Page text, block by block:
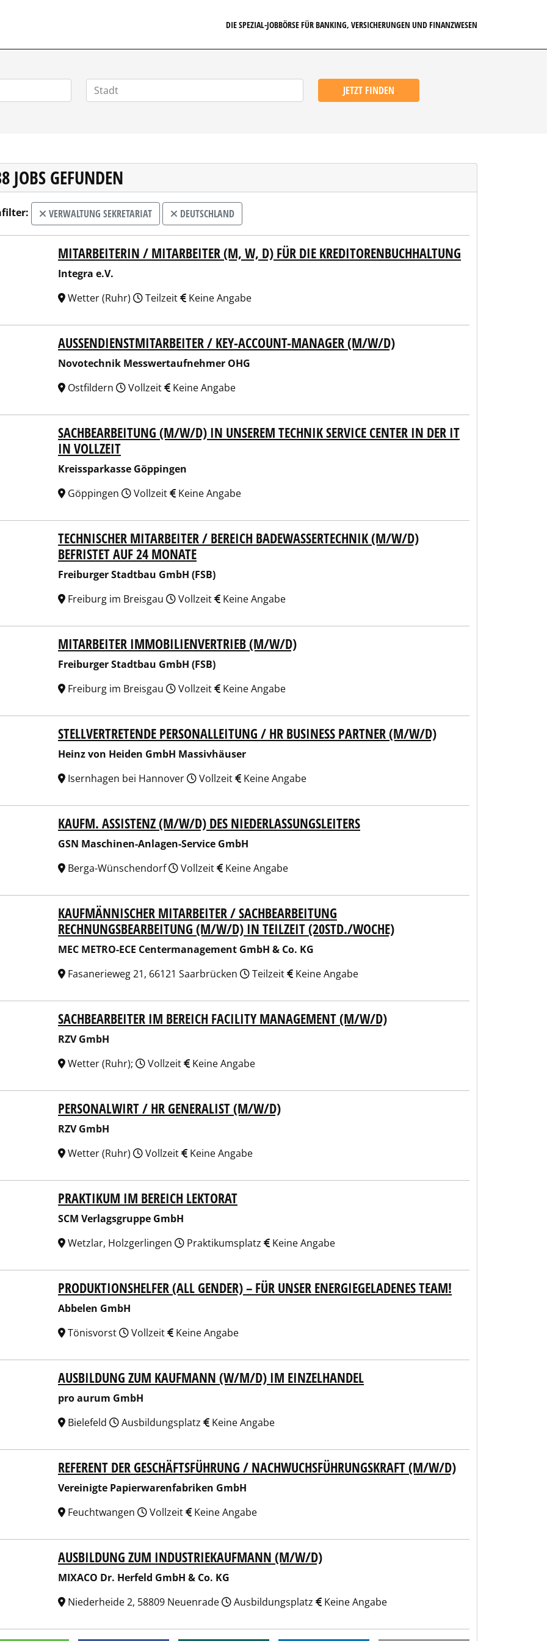
DIE SPEZIAL-JOBBÖRSE FÜR BANKING, VERSICHERUNGEN UND FINANZWESEN
JETZT FINDEN
JOBS GEFUNDEN
VERWALTUNG SEKRETARIAT DEUTSCHLAND
MITARBEITERIN / MITARBEITER (M, W, D) FÜR DIE KREDITORENBUCHHALTUNG
Integra e.V.
Wetter (Ruhr)
Teilzeit Keine Angabe
Messwertaufnehmer OHG
AUSSENDIENSTMITARBEITER / KEY-ACCOUNT-MANAGER (M/W/D)
Novotechnik Messwertaufnehmer OHG
Ostfildern
Vollzeit Keine Angabe
Göppingen
SACHBEARBEITUNG (M/W/D) IN UNSEREM TECHNIK SERVICE CENTER IN DER IT
IN VOLLZEIT
Kreissparkasse Göppingen
Göppingen
Vollzeit Keine Angabe
Stadtbau GmbH (FSB)
TECHNISCHER MITARBEITER / BEREICH BADEWASSERTECHNIK (M/W/D)
BEFRISTET AUF 24 MONATE
Freiburger Stadtbau GmbH (FSB)
Freiburg im Breisgau
Vollzeit Keine Angabe
Stadtbau GmbH (FSB)
MITARBEITER IMMOBILIENVERTRIEB (M/W/D)
Freiburger Stadtbau GmbH (FSB)
Freiburg im Breisgau
Vollzeit Keine Angabe
von Heiden GmbH Massivhäuser
STELLVERTRETENDE PERSONALLEITUNG / HR BUSINESS PARTNER (M/W/D)
Heinz von Heiden GmbH Massivhäuser
Isernhagen bei Hannover
Vollzeit Keine Angabe
Maschinen-Anlagen-Service GmbH
KAUFM. ASSISTENZ (M/W/D) DES NIEDERLASSUNGSLEITERS
GSN Maschinen-Anlagen-Service GmbH
Berga-Wünschendorf
Vollzeit Keine Angabe
METRO-ECE Centermanagement GmbH & Co. KG
KAUFMÄNNISCHER MITARBEITER / SACHBEARBEITUNG
RECHNUNGSBEARBEITUNG (M/W/D) IN TEILZEIT (20STD./WOCHE)
MEC METRO-ECE Centermanagement GmbH & Co. KG
Fasanerieweg 21, 66121 Saarbrücken
Teilzeit Keine Angabe
SACHBEARBEITER IM BEREICH FACILITY MANAGEMENT (M/W/D)
RZV GmbH
Wetter (Ruhr);
Vollzeit Keine Angabe
PERSONALWIRT / HR GENERALIST (M/W/D)
RZV GmbH
Wetter (Ruhr)
Vollzeit Keine Angabe
Verlagsgruppe GmbHPRAKTIKUM IM BEREICH LEKTORAT
SCM Verlagsgruppe GmbH
Wetzlar, Holzgerlingen
Praktikumsplatz Keine Angabe
PRODUKTIONSHELFER (ALL GENDER) – FÜR UNSER ENERGIEGELADENES TEAM!
Abbelen GmbH
Tönisvorst
Vollzeit Keine Angabe
GmbHAUSBILDUNG ZUM KAUFMANN (W/M/D) IM EINZELHANDEL
pro aurum GmbH
Bielefeld
Ausbildungsplatz Keine Angabe
Papierwarenfabriken GmbH
REFERENT DER GESCHÄFTSFÜHRUNG / NACHWUCHSFÜHRUNGSKRAFT (M/W/D)
Vereinigte Papierwarenfabriken GmbH
Feuchtwangen
Vollzeit Keine Angabe
Dr. Herfeld GmbH & Co. KG
AUSBILDUNG ZUM INDUSTRIEKAUFMANN (M/W/D)
MIXACO Dr. Herfeld GmbH & Co. KG
Niederheide 2, 58809 Neuenrade
Ausbildungsplatz Keine Angabe